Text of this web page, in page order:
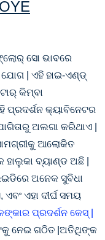
ସୋ ଭାବରେ
ଯୋଗ | ଏହି ହାଇ-ଏଣ୍ଡ୍
କିମ୍ବା
ପ୍ରଦର୍ଶନ କ୍ୟାବିନେଟର
ଅଲଗା କରିଥାଏ |
ଆଲୋକିତ
ବ୍ୟାଣ୍ଡ ଅଛି |
ଅନେକ ସୁବିଧା
ଏହା ଦୀର୍ଘ ସମୟ
ପ୍ରଦର୍ଶନ କେସ୍ |
ନେଇ ଗଠିତ |ଅତିଥିଙ୍କ